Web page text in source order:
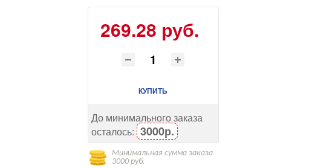
269.28 руб.
КУПИТЬ
До минимального заказа
осталось: 3000р.
Минимальная сумма заказа
3000 руб.